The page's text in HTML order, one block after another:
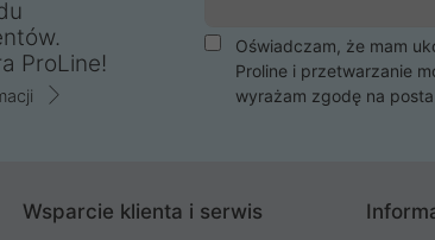
ProLine!
Oświadczam, że mam
Proline i przetwarzanie
wyrażam zgodę na
Wsparcie klienta i serwis